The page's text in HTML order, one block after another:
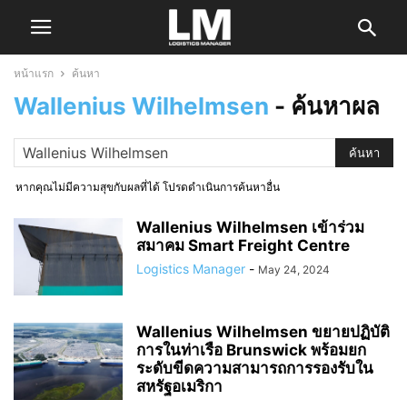
หน้าแรก ค้นหา
Wallenius Wilhelmsen - ค้นหาผล
หากคุณไม่มีความสุขกับผลที่ได้ โปรดดำเนินการค้นหาอื่น
Wallenius Wilhelmsen เข้าร่วม
สมาคม Smart Freight Centre
Logistics Manager - May 24, 2024
Wallenius Wilhelmsen ขยายปฏิบัติ
การในท่าเรือ Brunswick พร้อมยก
ระดับขีดความสามารถการรองรับใน
สหรัฐอเมริกา